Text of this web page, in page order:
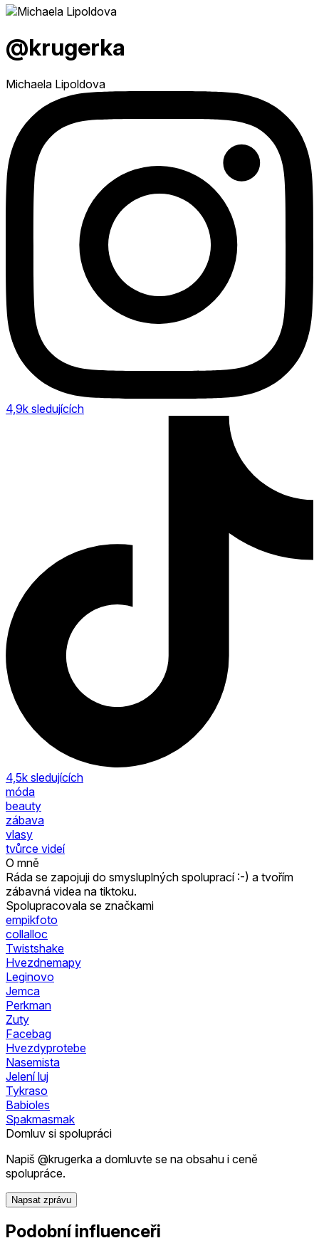
@krugerka
Michaela Lipoldova
4,9k sledujících
4,5k sledujících
móda
beauty
zábava
vlasy
tvůrce videí
O mně
Ráda se zapojuji do smysluplných spoluprací :-) a tvořím
zábavná videa na tiktoku.
Spolupracovala se značkami
empikfoto
collalloc
Twistshake
Hvezdnemapy
Leginovo
Jemca
Perkman
Zuty
Facebag
Hvezdyprotebe
Nasemista
Jelení luj
Tykraso
Babioles
Spakmasmak
Domluv si spolupráci
Napiš @krugerka a domluvte se na obsahu i ceně
spolupráce.
Napsat zprávu
Podobní influenceři